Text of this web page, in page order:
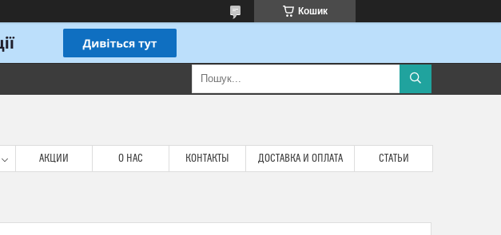
Кошик
АКЦИИ О НАС КОНТАКТЫ ДОСТАВКА И ОПЛАТА СТАТЬИ